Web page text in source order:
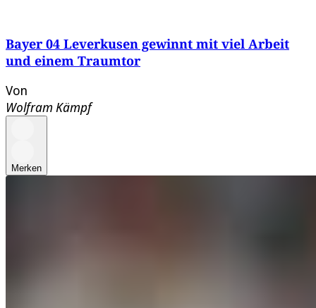
Bayer 04 Leverkusen gewinnt mit viel Arbeit
und einem Traumtor
Von
Wolfram Kämpf
Merken